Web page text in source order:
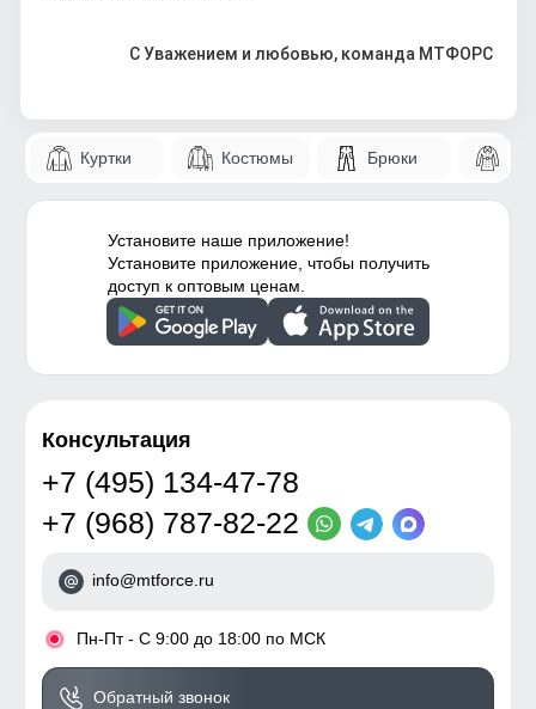
С Уважением и любовью, команда МТФОРС
Куртки Костюмы Брюки
Установите наше приложение!
Установите приложение, чтобы получить
доступ к оптовым ценам.
Консультация
+7 (495) 134-47-78
+7 (968) 787-82-22
info@mtforce.ru
• Пн-Пт - С 9:00 до 18:00 по МСК
Обратный звонок